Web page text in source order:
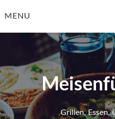
toMENU
Grillen, Essen,